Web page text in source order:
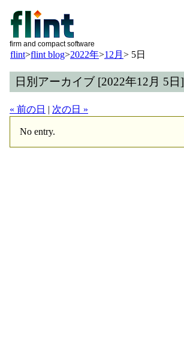
firm and compact software
flint>flint blog>2022年>12月 > 5日
日別アーカイブ [2022年12月 5日]
« 前の日 | 次の日 »
No entry.